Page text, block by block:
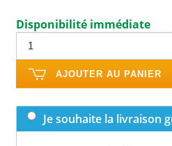
Disponibilité immédiate
AJOUTER AU PANIER
Je souhaite la livraison